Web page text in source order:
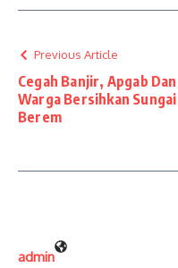
Previous Article
Cegah Banjir, Apgab Dan
Warga Bersihkan Sungai
Berem
admin